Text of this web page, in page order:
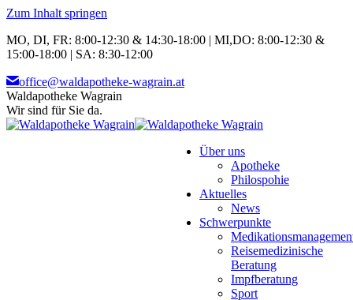
Zum Inhalt springen
MO, DI, FR: 8:00-12:30 & 14:30-18:00 | MI,DO: 8:00-12:30 &
15:00-18:00 | SA: 8:30-12:00
office@waldapotheke-wagrain.at
Waldapotheke Wagrain
Wir sind für Sie da.
Über uns
Apotheke
Philospohie
Aktuelles
News
Schwerpunkte
Reisemedizinische
Beratung
Impfberatung
Sport